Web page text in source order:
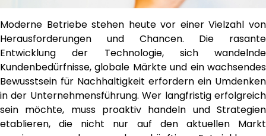
Moderne Betriebe stehen heute vor einer Vielzahl von
Herausforderungen und Chancen. Die rasante
Entwicklung der Technologie, sich wandelnde
Kundenbedürfnisse, globale Märkte und ein wachsendes
Bewusstsein für Nachhaltigkeit erfordern ein Umdenken
in der Unternehmensführung. Wer langfristig erfolgreich
sein möchte, muss proaktiv handeln und Strategien
etablieren, die nicht nur auf den aktuellen Markt